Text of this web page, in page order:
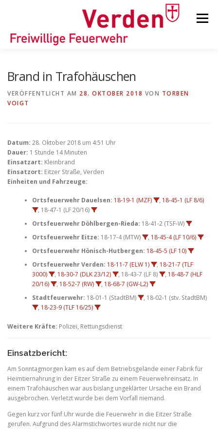
Menü
ORTSFEUERWEHREN
KINDER-/JUGENDFEUERWEHR
Brand in Trafohäuschen
VERÖFFENTLICHT AM 28. OKTOBER 2018 VON TORBEN
VOIGT
Datum: 28. Oktober 2018 um 4:51 Uhr
Dauer: 1 Stunde 14 Minuten
Einsatzart: Kleinbrand
Einsatzort: Eitzer Straße, Verden
Einheiten und Fahrzeuge:
Ortsfeuerwehr Dauelsen: 18-19-1 (MZF) , 18-45-1 (LF 8/6)
, 18-47-1 (LF 20/16)
Ortsfeuerwehr Döhlbergen-Rieda: 18-41-2 (TSF-W)
Ortsfeuerwehr Eitze: 18-17-4 (MTW) , 18-45-4 (LF 10/6)
Ortsfeuerwehr Hönisch-Hutbergen: 18-45-5 (LF 10)
Ortsfeuerwehr Verden: 18-11-7 (ELW 1) , 18-21-7 (TLF
3000)
, 18-30-7 (DLK 23/12) , 18-43-7 (LF 8) , 18-48-7 (HLF
20/16)
, 18-52-7 (RW) , 18-68-7 (GW-L2)
Stadtfeuerwehr: 18-01-1 (StadtBM)
, 18-02-1 (stv. StadtBM)
, 18-23-9 (TLF 16/25)
Weitere Kräfte: Polizei, Rettungsdienst
Einsatzbericht:
Am Sonntagmorgen kam es auf dem Betriebsgelände einer Fabrik für
Heimtiernahrung in der Eitzer Straße zu einem Feuerwehreinsatz. In
einem Trafohäuschen war aus bislang ungeklärter Ursache ein Brand
ausgebrochen. Verletzt wurde bei dem Vorfall niemand.
Gegen kurz vor fünf Uhr wurde die Feuerwehr in die Eitzer Straße
gerufen. Aufgrund des Alarmstichwortes wurde nicht nur die